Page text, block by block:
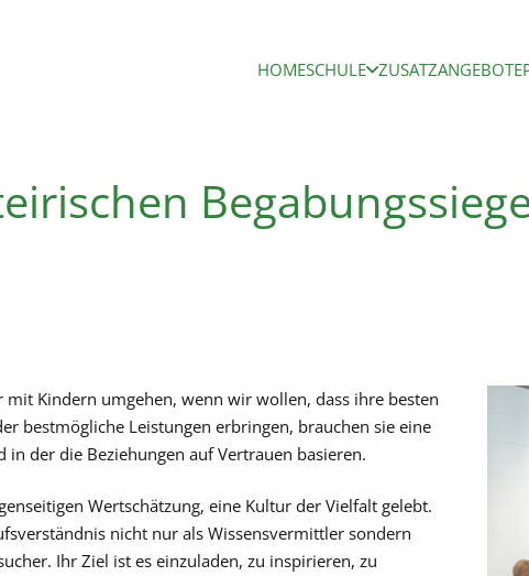
HOMESCHULE ZUSATZANGEBOTE
Kindern umgehen, wenn wir wollen, dass ihre besten
bestmögliche Leistungen erbringen, brauchen sie eine
der die Beziehungen auf Vertrauen basieren.
Wertschätzung, eine Kultur der Vielfalt gelebt.
nicht nur als Wissensvermittler sondern
Ihr Ziel ist es einzuladen, zu inspirieren, zu